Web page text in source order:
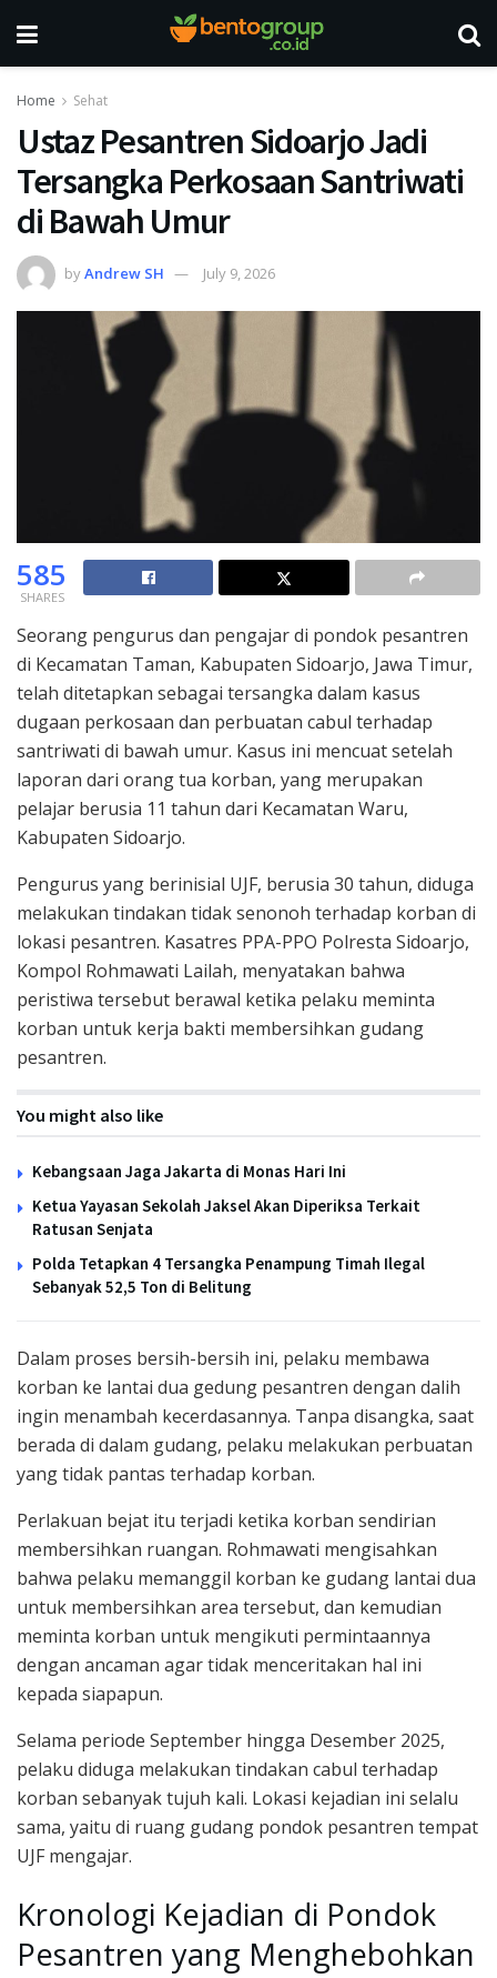
Home Sehat
Ustaz Pesantren Sidoarjo Jadi
Tersangka Perkosaan Santriwati
di Bawah Umur
byAndrew SH July 9, 2026
585
SHARES
Seorang pengurus dan pengajar di pondok pesantren
di Kecamatan Taman, Kabupaten Sidoarjo, Jawa Timur,
telah ditetapkan sebagai tersangka dalam kasus
dugaan perkosaan dan perbuatan cabul terhadap
santriwati di bawah umur. Kasus ini mencuat setelah
laporan dari orang tua korban, yang merupakan
pelajar berusia 11 tahun dari Kecamatan Waru,
Kabupaten Sidoarjo.
Pengurus yang berinisial UJF, berusia 30 tahun, diduga
melakukan tindakan tidak senonoh terhadap korban di
lokasi pesantren. Kasatres PPA-PPO Polresta Sidoarjo,
Kompol Rohmawati Lailah, menyatakan bahwa
peristiwa tersebut berawal ketika pelaku meminta
korban untuk kerja bakti membersihkan gudang
pesantren.
You might also like
Kebangsaan Jaga Jakarta di Monas Hari Ini
Ketua Yayasan Sekolah Jaksel Akan Diperiksa Terkait
Ratusan Senjata
Polda Tetapkan 4 Tersangka Penampung Timah Ilegal
Sebanyak 52,5 Ton di Belitung
Dalam proses bersih-bersih ini, pelaku membawa
korban ke lantai dua gedung pesantren dengan dalih
ingin menambah kecerdasannya. Tanpa disangka, saat
berada di dalam gudang, pelaku melakukan perbuatan
yang tidak pantas terhadap korban.
Perlakuan bejat itu terjadi ketika korban sendirian
membersihkan ruangan. Rohmawati mengisahkan
bahwa pelaku memanggil korban ke gudang lantai dua
untuk membersihkan area tersebut, dan kemudian
meminta korban untuk mengikuti permintaannya
dengan ancaman agar tidak menceritakan hal ini
kepada siapapun.
Selama periode September hingga Desember 2025,
pelaku diduga melakukan tindakan cabul terhadap
korban sebanyak tujuh kali. Lokasi kejadian ini selalu
sama, yaitu di ruang gudang pondok pesantren tempat
UJF mengajar.
Kronologi Kejadian di Pondok
Pesantren yang Menghebohkan